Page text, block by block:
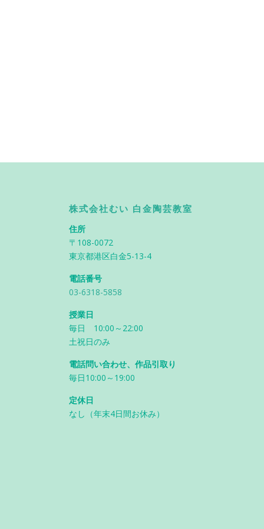
株式会社むい 白金陶芸教室
住所
〒108-0072
東京都港区白金5-13-4
電話番号
03-6318-5858
授業日
毎日 10:00～22:00
土祝日のみ
電話問い合わせ、作品引取り
毎日10:00～19:00
定休日
なし（年末4日間お休み）